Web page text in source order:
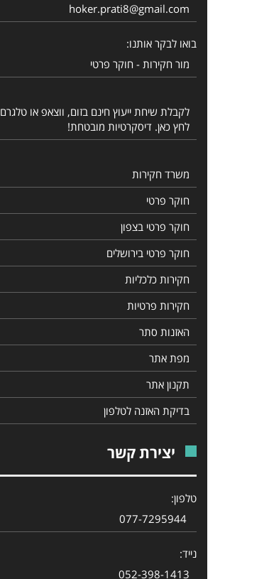
hoker.prati8@gmail.com
בואו לבקר אותנו:
מור חקירות - חוקר פרטי
לקבלת שיחת ייעוץ חינם בזום, ווצאפ או טלגרם
לחץ כאן. דיסקרטיות מובטחת!
משרד חקירות
חוקר פרטי
חוקר פרטי בצפון
חוקר פרטי בירושלים
חקירות כלכליות
חקירות פרטיות
האזנות סתר
מפת אתר
תקנון אתר
בדיקת האזנה לטלפון
יצירת קשר
טלפון:
077-7295944
נייד:
052-398-1413